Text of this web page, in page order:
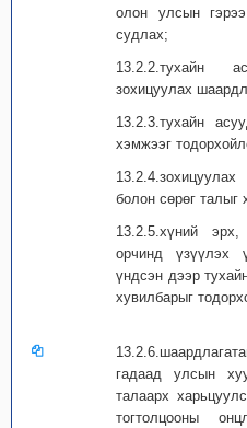
олон улсын
судлах;
13.2.2.тухайн
зохицуулах
13.2.3.тухайн
хэмжээг
болон сөрөг талыг
13.2.5.хүний
орчинд үзүүлэх
үндсэн дээр
хувилбарыг
гадаад улсын
талаарх
тогтолцооны